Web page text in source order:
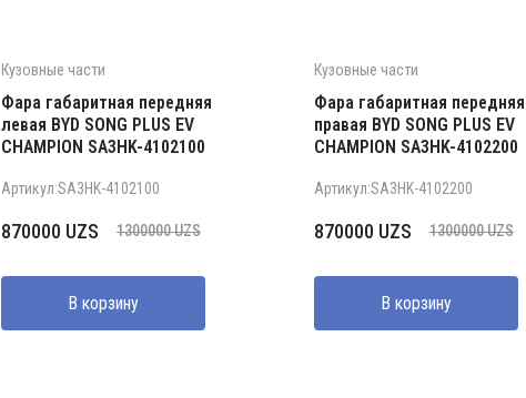
Кузовные части
Фара габаритная передняя
левая BYD SONG PLUS EV
CHAMPION SA3HK-4102100
Артикул:SA3HK-4102100
1300000UZS
Первоначальная
составляла
1300000 UZS.
870000 UZS
Текущая
870000 UZS.
В корзину
Кузовные части
Фара габаритная передняя
правая BYD SONG PLUS EV
CHAMPION SA3HK-4102200
Артикул:SA3HK-4102200
1300000UZS
Первоначальная
составляла
1300000 UZS.
870000 UZS
Текущая
870000 UZS.
В корзину